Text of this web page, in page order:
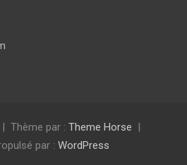
Thème par : Theme Horse
par : WordPress